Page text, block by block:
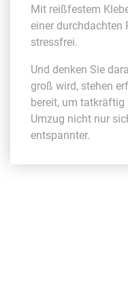
Mit reißfestem
einer durchdachten
stressfrei.
Und denken Sie
groß wird, stehen
bereit, um tatkräftig
Umzug nicht nur
entspannter.